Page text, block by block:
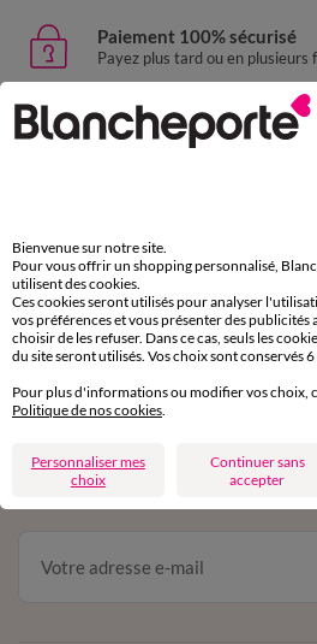
Paiement 100% sécurisé
Payez plus tard ou en plusieurs
Livraison express
domicile, relais, consignes
Service clients
par chat et par téléphone
de 8h00 à 20h00 du lundi au
en vous inscrivant à
dès 20€ d’achat
conditions dans votre email
Bienvenue sur notre site.
Pour vous offrir un shopping personnalisé,
utilisent des cookies.
Ces cookies seront utilisés pour analyser
vos préférences et vous présenter des publicités
choisir de les refuser. Dans ce cas, seuls les
du site seront utilisés. Vos choix sont conservés 6
Pour plus d'informations ou modifier vos choix,
Politique de nos cookies.
Personnaliser mes
choix
Continuer sans
accepter